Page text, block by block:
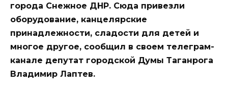
города Снежное ДНР. Сюда привезли
оборудование, канцелярские
принадлежности, сладости для детей и
многое другое, сообщил в своем телеграм-
канале депутат городской Думы Таганрога
Владимир Лаптев.